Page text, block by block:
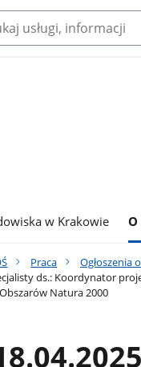
w Krakowie O
Praca Ogłoszenia
ds.: Koordynator
Natura 2000